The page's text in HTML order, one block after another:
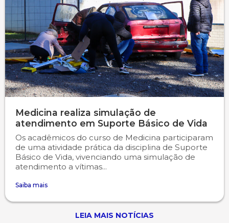
Medicina realiza simulação de
atendimento em Suporte Básico de Vida
Os acadêmicos do curso de Medicina participaram
de uma atividade prática da disciplina de Suporte
Básico de Vida, vivenciando uma simulação de
atendimento a vítimas...
Saiba mais
LEIA MAIS NOTÍCIAS